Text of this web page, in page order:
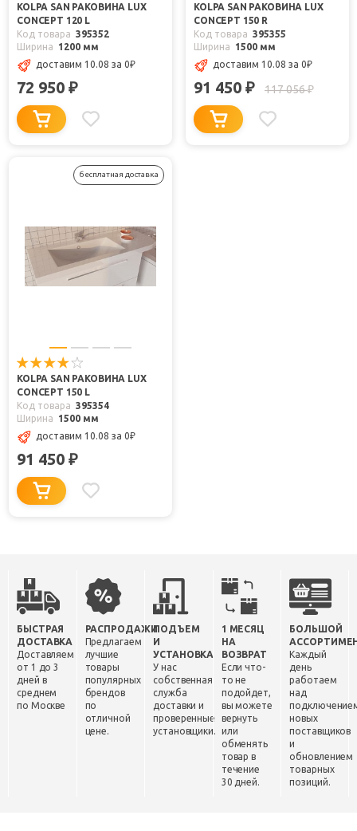
KOLPA SAN РАКОВИНА LUX
CONCEPT 120 L
Код товара 395352
Ширина
1200 мм
доставим 10.08 за 0₽
72 950 ₽
KOLPA SAN РАКОВИНА LUX
CONCEPT 150 R
Код товара 395355
Ширина
1500 мм
доставим 10.08 за 0₽
91 450 ₽ 117 056₽
бесплатная доставка
KOLPA SAN РАКОВИНА LUX
CONCEPT 150 L
Код товара 395354
Ширина
1500 мм
доставим 10.08 за 0₽
91 450 ₽
БЫСТРАЯ
ДОСТАВКА
Доставляем
от 1 до 3
дней в
среднем
по Москве
РАСПРОДАЖИ
Предлагаем
лучшие
товары
популярных
брендов
по
отличной
цене.
ПОДЪЕМ
И
УСТАНОВКА
У нас
собственная
служба
доставки и
проверенные
установщики.
1 МЕСЯЦ
НА
ВОЗВРАТ
Если что-
то не
подойдет,
вы можете
вернуть
или
обменять
товар в
течение
30 дней.
БОЛЬШОЙ
Каждый
день
работаем
над
новых
поставщиков
и
обновлением
товарных
позиций.